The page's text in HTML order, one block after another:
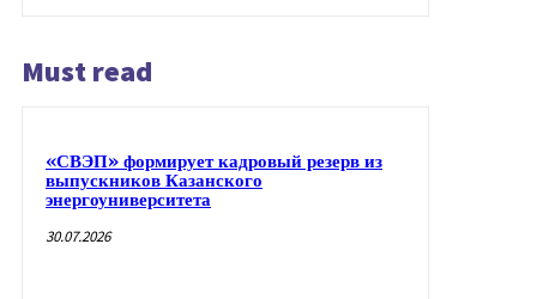
Must read
«СВЭП» формирует кадровый резерв из
выпускников Казанского
энергоуниверситета
30.07.2026